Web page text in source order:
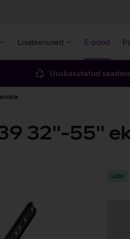
Lisateenused E-pood
Uuskasutatud
32''-55''
Laos